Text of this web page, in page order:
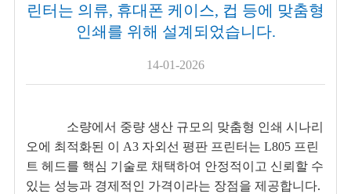
린터는 의류, 휴대폰 케이스, 컵 등에 맞춤형
인쇄를 위해 설계되었습니다.
14-01-2026
소량에서 중량 생산 규모의 맞춤형 인쇄 시나리
오에 최적화된 이 A3 자외선 평판 프린터는 L805 프린
트 헤드를 핵심 기술로 채택하여 안정적이고 신뢰할 수
있는 성능과 경제적인 가격이라는 장점을 제공합니다.